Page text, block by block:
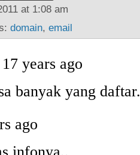
at 1:08 am
domain, email